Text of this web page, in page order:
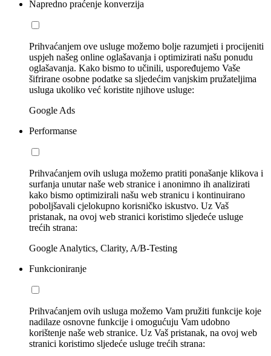
Napredno praćenje konverzija
Prihvaćanjem ove usluge možemo bolje razumjeti i procijeniti
uspjeh našeg online oglašavanja i optimizirati našu ponudu
oglašavanja. Kako bismo to učinili, uspoređujemo Vaše
šifrirane osobne podatke sa sljedećim vanjskim pružateljima
usluga ukoliko već koristite njihove usluge:
Google Ads
Performanse
Prihvaćanjem ovih usluga možemo pratiti ponašanje klikova i
surfanja unutar naše web stranice i anonimno ih analizirati
kako bismo optimizirali našu web stranicu i kontinuirano
poboljšavali cjelokupno korisničko iskustvo. Uz Vaš
pristanak, na ovoj web stranici koristimo sljedeće usluge
trećih strana:
Google Analytics, Clarity, A/B-Testing
Funkcioniranje
Prihvaćanjem ovih usluga možemo Vam pružiti funkcije koje
nadilaze osnovne funkcije i omogućuju Vam udobno
korištenje naše web stranice. Uz Vaš pristanak, na ovoj web
stranici koristimo sljedeće usluge trećih strana: